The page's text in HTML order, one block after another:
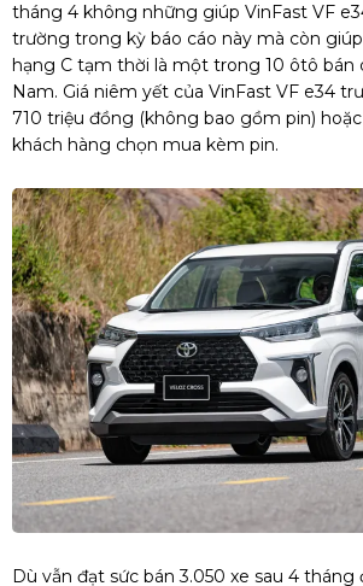
tháng 4 không những giúp VinFast VF
trường trong kỳ báo cáo này mà còn
hạng C tạm thời là một trong 10 ôtô bán
Nam. Giá niêm yết của VinFast VF e34
710 triệu đồng (không bao gồm pin)
khách hàng chọn mua kèm pin.
Dù vẫn đạt sức bán 3.050 xe sau 4 tháng